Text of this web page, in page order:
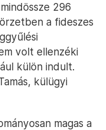
296
a fideszes
volt ellenzéki
külön indult.
külügyi
magas a